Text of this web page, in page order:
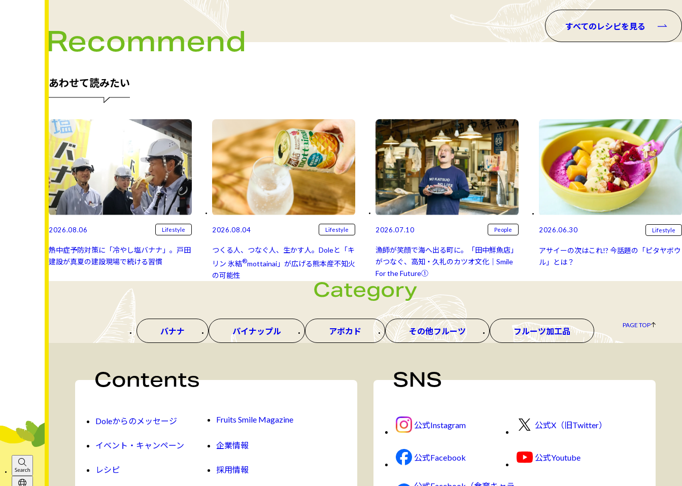
Search
すべてのレシピを見る
あわせて読みたい
2026.08.06 Lifestyle
熱中症予防対策に「冷やし塩バナナ」。戸田
建設が真夏の建設現場で続ける習慣
2026.08.04 Lifestyle
つくる人、つなぐ人、生かす人。Doleと「キ
リン 氷結⁠⁠®mottainai」が広げる熊本産不知火
の可能性
2026.07.10 People
漁師が笑顔で海へ出る町に。「田中鮮魚店」
がつなぐ、高知・久礼のカツオ文化｜Smile
For the Future①
2026.06.30 Lifestyle
アサイーの次はこれ!? 今話題の「ピタヤボウ
ル」とは？
バナナ パイナップル アボカド その他フルーツ フルーツ加工品
PAGE TOP
Doleからのメッセージ
イベント・キャンペーン
レシピ
Fruits Smile Magazine
企業情報
採用情報
公式Instagram
公式Facebook
公式X（旧Twitter）
公式Youtube